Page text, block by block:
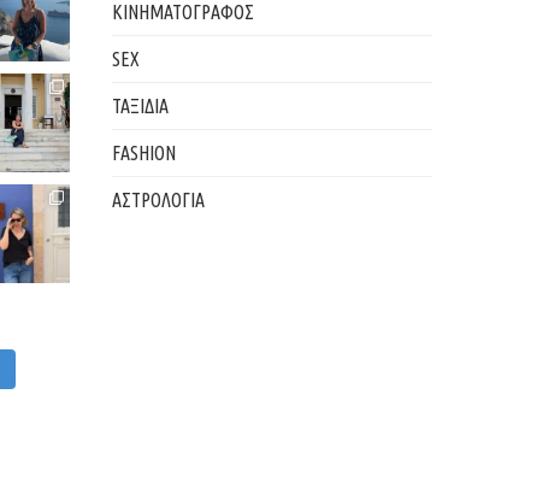
ΚΙΝΗΜΑΤΟΓΡΑΦΟΣ
SEX
ΤΑΞΙΔΙΑ
FASHION
ΑΣΤΡΟΛΟΓΙΑ